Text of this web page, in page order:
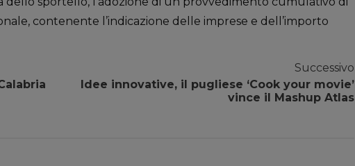
contenente l’indicazione delle imprese e dell’importo
Successivo
Idee innovative, il pugliese ‘Cook your movie’
vince il Mashup Atlas